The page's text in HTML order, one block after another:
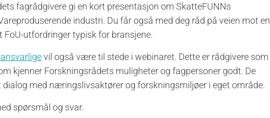
fagrådgivere gi en kort presentasjon om SkatteFUNNs
industri. Du får også med deg råd på veien mot en
utfordringer typisk for bransjene.
vil også være til stede i webinaret. Dette er rådgivere som
kjenner Forskningsrådets muligheter og fagpersoner godt. De
dialog med næringslivsaktører og forskningsmiljøer i eget område.
spørsmål og svar.